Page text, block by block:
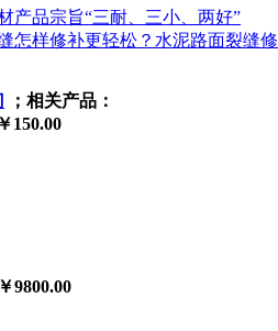
产品宗旨“三耐、三小、两好”
怎样修补更轻松？水泥路面裂缝
；相关产品：
￥150.00
￥9800.00